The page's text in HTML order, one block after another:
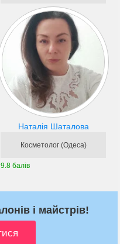
Наталія Шаталова
Косметолог (Одеса)
9.8 балів
і майстрів!